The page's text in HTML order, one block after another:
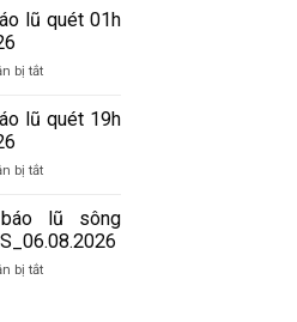
Hồng_IMHEMS_07.08.2026
tin
cảnh
lũ
07h
07/8/2026
lũ quét 01h
bị tắtở
tin
cảnh
lũ
01h
ngày
07/8/2026
lũ quét 19h
bị tắtở
tin
cảnh
lũ
lũ sông
bị tắtở